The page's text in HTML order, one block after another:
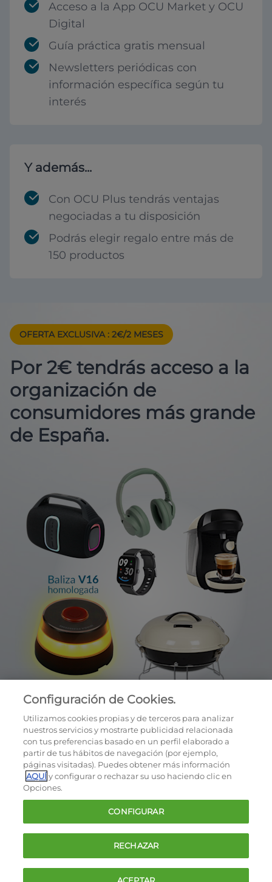
Acceso a la App OCU Market y OCU
Digital
Guía práctica gratis mensual
Newsletters periódicas con
información específica según tu
interés
Y además...
Con OCU Plus tendrás ventajas
negociadas a tu disposición
Podrás elegir regalo entre más de
150 productos
OFERTA EXCLUSIVA : 2€/2 MESES
Por 2€ tendrás acceso a la
organización de
consumidores más grande
de España.
Cookies
Política de privacidad
Términos y condiciones de la oferta
Contacto
FAQ
Configuración de Cookies.
Utilizamos cookies propias y de terceros para analizar
nuestros servicios y mostrarte publicidad relacionada
con tus preferencias basado en un perfil elaborado a
partir de tus hábitos de navegación (por ejemplo,
páginas visitadas). Puedes obtener más información
AQUÍy configurar o rechazar su uso haciendo clic en
Opciones.
CONFIGURAR
RECHAZAR